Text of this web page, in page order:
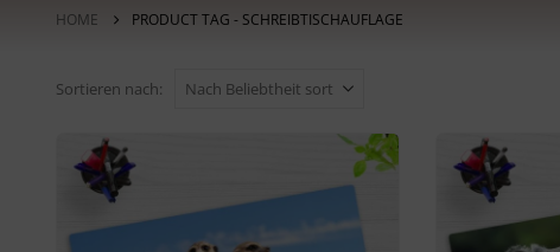
HOME PRODUCT TAG - SCHREIBTISCHAUFLAGE
Sortieren nach: